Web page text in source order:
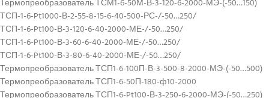
Термопреобразователь ТСМ1-6-50М-В-3-120-6-2000-МЭ-(-50…150)
ТСП-1-6-Pt1000-В-2-55-8-15-6-40-500-РС-/-50…250/
ТСП-1-6-Pt100-В-3-120-6-40-2000-МЕ-/-50…250/
ТСП-1-6-Pt100-В-3-60-6-40-2000-МЕ-/-50…250/
ТСП-1-6-Pt100-В-3-80-6-40-2000-МЕ-/-50…250/
Термопреобразователь ТСП1-6-100П-В-3-500-8-2000-МЭ-(-50…500)
Термопреобразователь ТСП1-6-50П-180-ф10-2000